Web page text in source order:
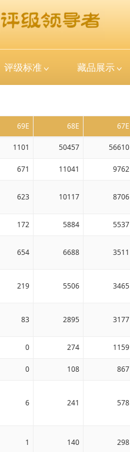
评级标准 藏品展示
69E 68E 67E
1101 50457 56610
671 11041 9762
623 10117 8706
172 5884 5537
654 6688 3511
219 5506 3465
83 2895 3177
0 274 1159
0 108 867
6 241 578
1 140 298